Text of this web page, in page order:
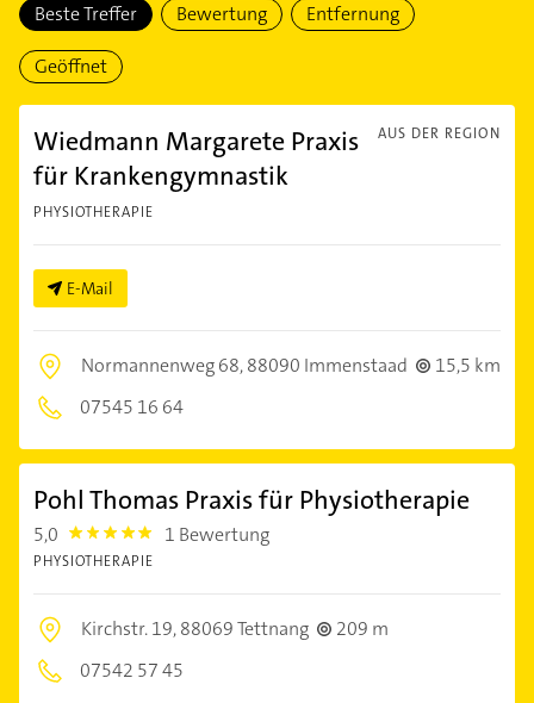
Beste Treffer Bewertung Entfernung
Geöffnet
AUS DER REGION
Wiedmann Margarete Praxis
für Krankengymnastik
PHYSIOTHERAPIE
E-Mail
Normannenweg 68,88090 Immenstaad
15,5 km
07545 16 64
Pohl Thomas Praxis für Physiotherapie
5,0 5.0 1 Bewertung
PHYSIOTHERAPIE
Kirchstr. 19,88069 Tettnang
209 m
07542 57 45